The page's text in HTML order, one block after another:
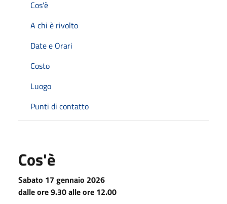
Cos'è
A chi è rivolto
Date e Orari
Costo
Luogo
Punti di contatto
Cos'è
Sabato 17 gennaio 2026
dalle ore 9.30 alle ore 12.00